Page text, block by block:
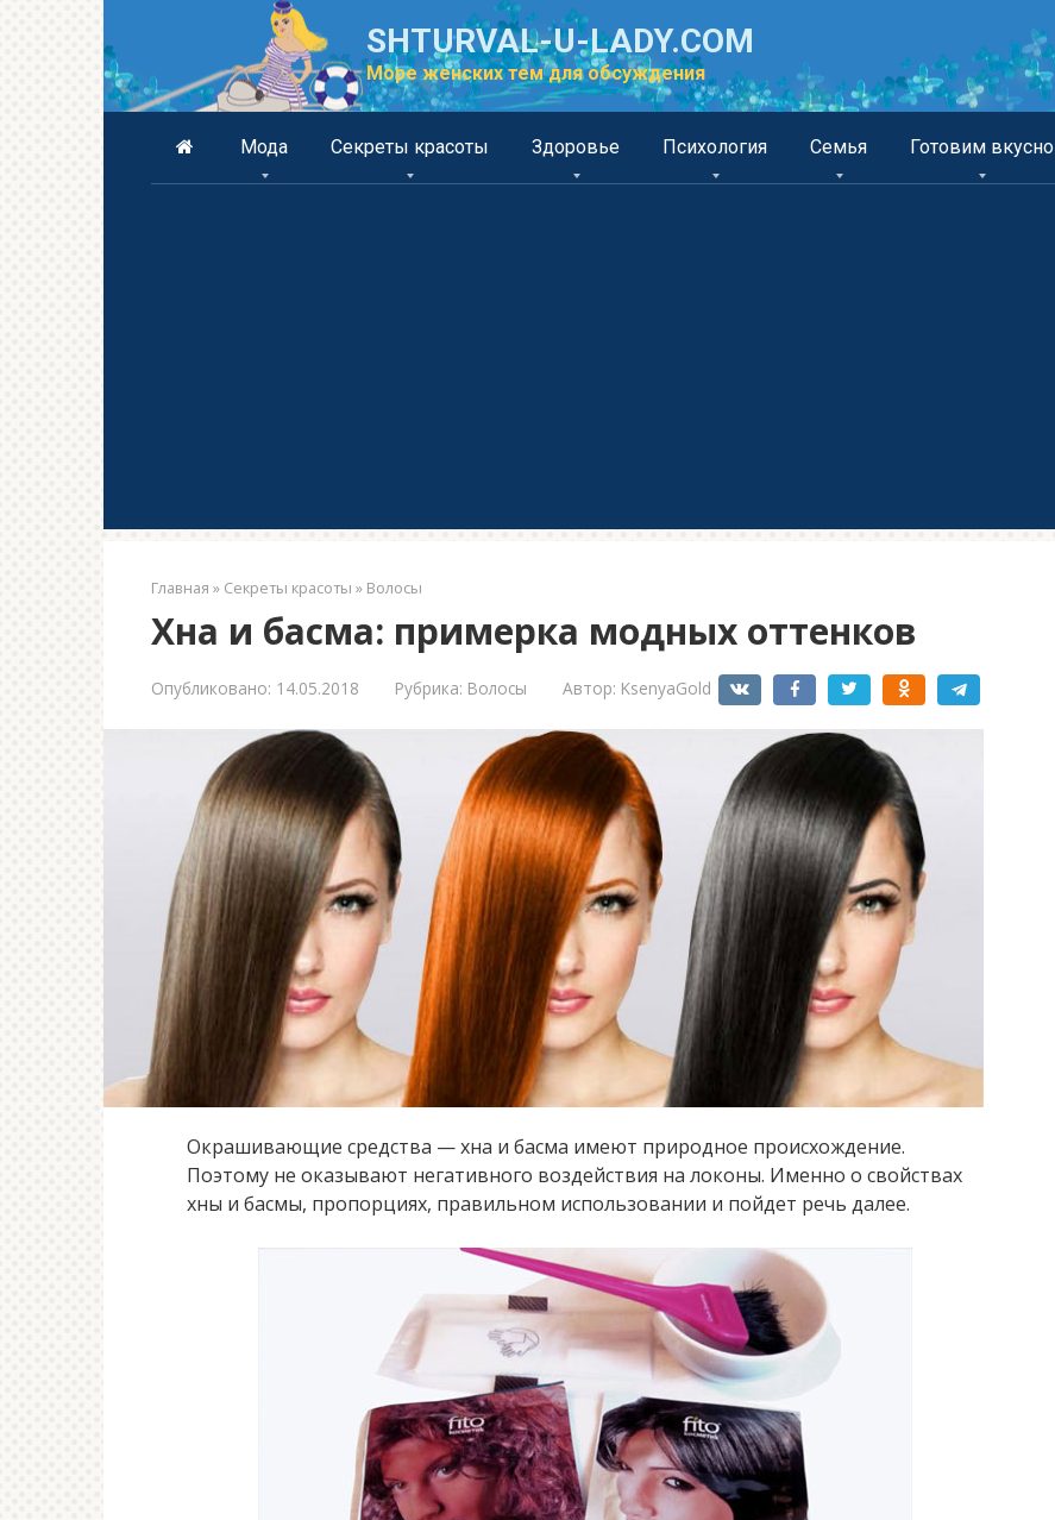
SHTURVAL-U-LADY.COM
Море женских тем для обсуждения
Мода Секреты красоты Здоровье Психология Семья Готовим вкусно
Главная » Секреты красоты » Волосы
Хна и басма: примерка модных оттенков
Опубликовано: 14.05.2018 Рубрика: Волосы Автор: KsenyaGold
Окрашивающие средства — хна и басма имеют природное происхождение.
Поэтому не оказывают негативного воздействия на локоны. Именно о свойствах
хны и басмы, пропорциях, правильном использовании и пойдет речь далее.